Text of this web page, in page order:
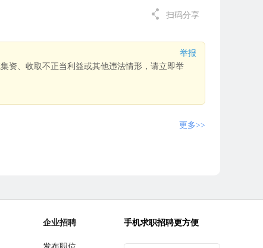
扫码分享
举报
资、收取不正当利益或其他违法情形，请立即举
更多>>
企业招聘 手机求职招聘更方便